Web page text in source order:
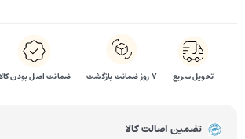
تحویل سریع ۷ روز ضمانت بازگشت ضمانت اصل بودن
تضمین اصالت کالا